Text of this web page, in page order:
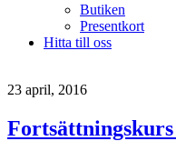
Butiken
Presentkort
Hitta till oss
23 april, 2016